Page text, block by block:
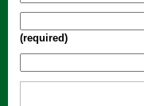
(required)